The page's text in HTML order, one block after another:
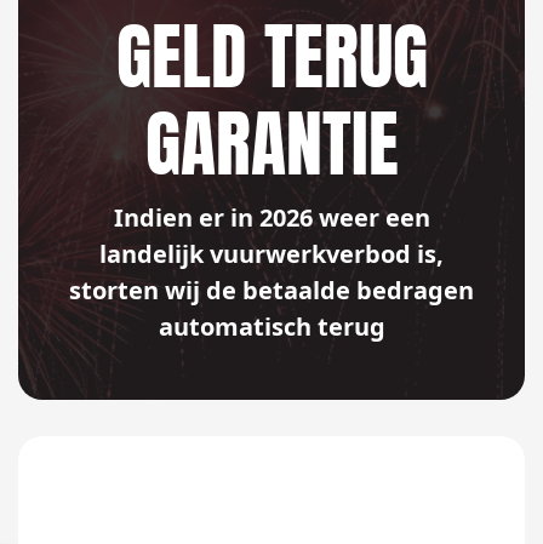
GELD TERUG
GARANTIE
Indien er in 2026 weer een
landelijk vuurwerkverbod is,
storten wij de betaalde bedragen
automatisch terug